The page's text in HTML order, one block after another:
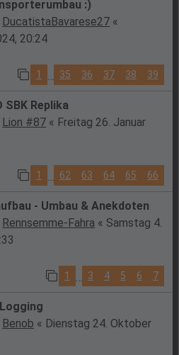
:)
DucatistaBavarese27 «
20:24
1 35 36 37 38 39
SBK Replika
Lion #87 « Freitag 26. Januar
1 62 63 64 65 66
- Umbau & Anekdoten
Rennsemme-Fahra « Samstag 4.
1 3 4 5 6 7
Benob « Dienstag 24. Oktober